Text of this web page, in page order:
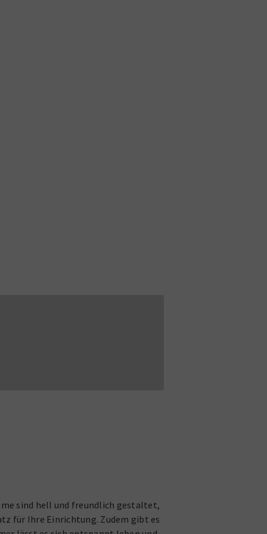
sind hell und freundlich gestaltet,
für Ihre Einrichtung. Zudem gibt es